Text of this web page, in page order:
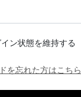
ン状態を維持する
を忘れた方はこちら